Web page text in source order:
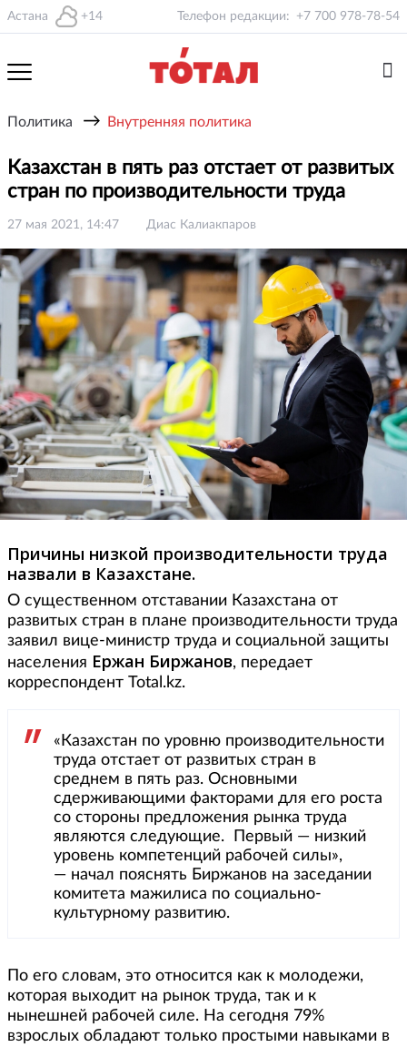
Астана +14 Телефон редакции: +7 700 978-78-54
Политика → Внутренняя политика
Казахстан в пять раз отстает от развитых
стран по производительности труда
27 мая 2021, 14:47 Диас Калиакпаров
Причины низкой производительности труда
назвали в Казахстане.
О существенном отставании Казахстана от
развитых стран в плане производительности труда
заявил вице-министр труда и социальной защиты
населения Ержан Биржанов, передает
корреспондент Total.kz.
«Казахстан по уровню производительности
труда отстает от развитых стран в
среднем в пять раз. Основными
сдерживающими факторами для его роста
со стороны предложения рынка труда
являются следующие. Первый — низкий
уровень компетенций рабочей силы»,
— начал пояснять Биржанов на заседании
комитета мажилиса по социально-
культурному развитию.
По его словам, это относится как к молодежи,
которая выходит на рынок труда, так и к
нынешней рабочей силе. На сегодня 79%
взрослых обладают только простыми навыками в